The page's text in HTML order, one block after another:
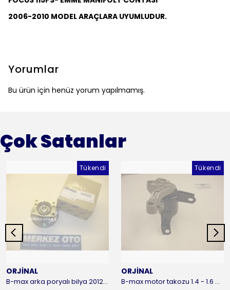
2006-2010 MODEL ARAÇLARA UYUMLUDUR.
Yorumlar
Bu ürün için henüz yorum yapılmamış.
Çok Satanlar
Tükendi
ORJİNAL
B-max arka poryalı bilya 2012-2016 ORJİNAL
Tükendi
ORJİNAL
B-max motor takozu 1.4 - 1.6 benzinli 2012-2016 ORJİNAL